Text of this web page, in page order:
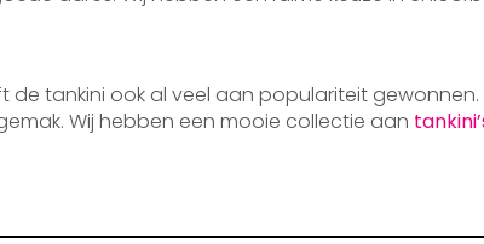
de tankini ook al veel aan populariteit
Wij hebben een mooie collectie aan